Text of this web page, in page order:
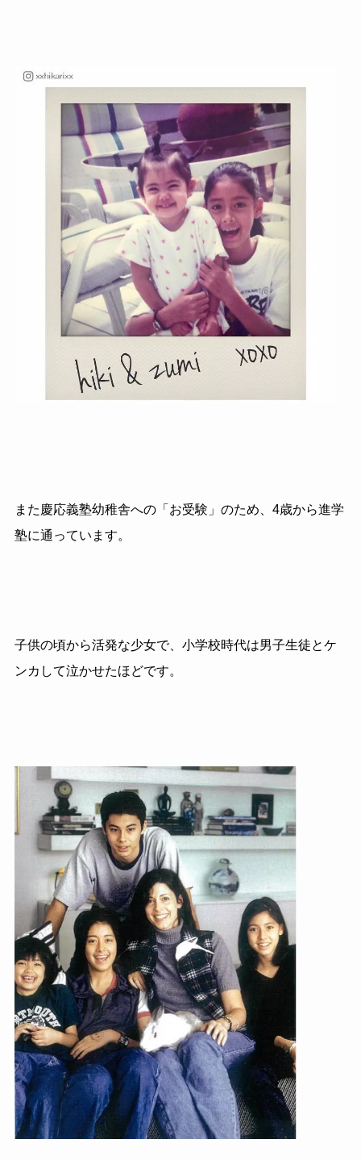
また慶応義塾幼稚舎への「お受験」のため、4歳から進学
塾に通っています。
子供の頃から活発な少女で、小学校時代は男子生徒とケ
ンカして泣かせたほどです。